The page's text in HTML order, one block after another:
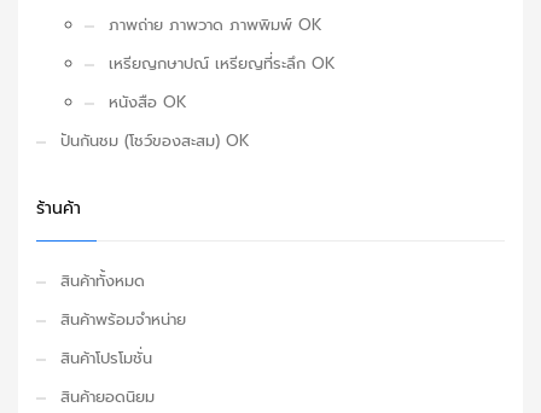
ภาพถ่าย ภาพวาด ภาพพิมพ์ OK
เหรียญกษาปณ์ เหรียญที่ระลึก OK
หนังสือ OK
ปันกันชม (โชว์ของสะสม) OK
ร้านค้า
สินค้าทั้งหมด
สินค้าพร้อมจำหน่าย
สินค้าโปรโมชั่น
สินค้ายอดนิยม